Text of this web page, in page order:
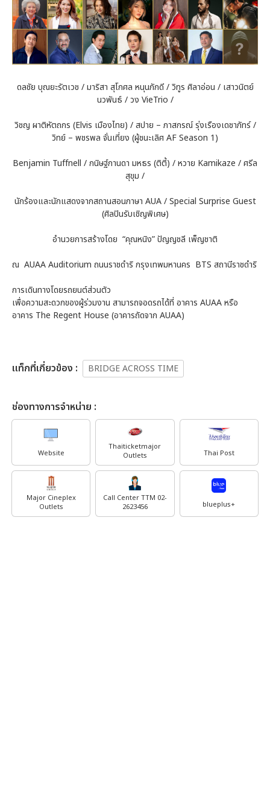
ดลชัย บุณยะรัตเวช / มาริสา สุโกศล หนุนภักดี / วิทูร ศิลาอ่อน / เสาวนิตย์
นวพันธ์ / วง VieTrio /
วิชญ ผาติหัตถกร (Elvis เมืองไทย) / สปาย – ภาสกรณ์ รุ่งเรืองเดชาภัทร์ /
วิทย์ – พชรพล จั่นเที่ยง (ผู้ชนะเลิศ AF Season 1)
Benjamin Tuffnell / กนิษฐ์กานดา มหธร (ติตี้) / หวาย Kamikaze / ศรีล
สุขุม /
นักร้องและนักแสดงจากสถานสอนภาษา AUA / Special Surprise Guest
(ศิลปินรับเชิญพิเศษ)
อำนวยการสร้างโดย “คุณหนิง” ปัญญชลี เพ็ญชาติ
ณ AUAA Auditorium ถนนราชดำริ กรุงเทพมหานคร BTS สถานีราชดำริ
การเดินทางโดยรถยนต์ส่วนตัว
เพื่อความสะดวกของผู้ร่วมงาน สามารถจอดรถได้ที่ อาคาร AUAA หรือ
อาคาร The Regent House (อาคารถัดจาก AUAA)
เเท็กที่เกี่ยวข้อง : BRIDGE ACROSS TIME
ช่องทางการจำหน่าย :
Website
Thaiticketmajor
Outlets
Thai Post
Major Cineplex
Outlets
Call Center TTM 02-
2623456
blueplus+